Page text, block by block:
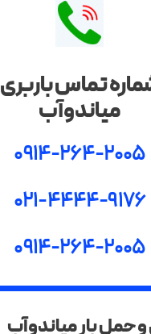
تماس باربری
میاندوآب
0914-264-2005
021-4444-9176
0914-264-2005
حمل بار میاندوآب